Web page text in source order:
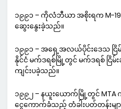
၁၉၉၁ – ကိုလံဘီယာ အစိုးရက M-
ဆွေးနွေးခဲ့သည်။
၁၉၉၁ – အရှေ့အလယ်ပိုင်းဒေသ ငြိမ်း
နိုင်ငံ မက်ဒရစ်မြို့တွင် မက်ဒရစ် ငြိမ်
ကျင်းပခဲ့သည်။
၁၉၉၂ – နယူးယောက်မြို့တွင်
ငွေကောက်ခံသည့် တံခါးပတ်တန်းမ